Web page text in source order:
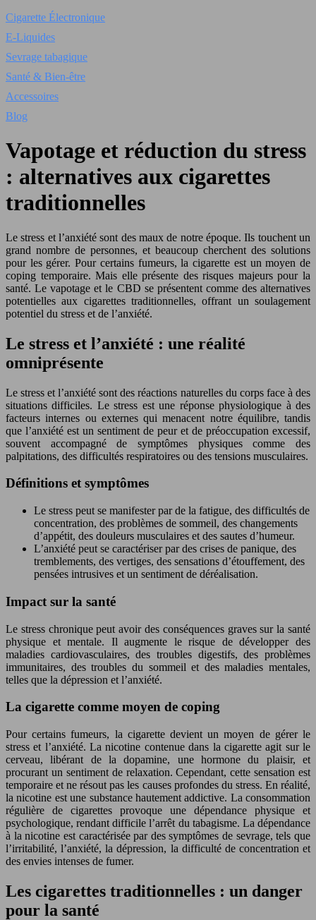
Cigarette Électronique
E-Liquides
Sevrage tabagique
Santé & Bien-être
Accessoires
Blog
Vapotage et réduction du stress
: alternatives aux cigarettes
traditionnelles
Le stress et l’anxiété sont des maux de notre époque. Ils touchent un
grand nombre de personnes, et beaucoup cherchent des solutions
pour les gérer. Pour certains fumeurs, la cigarette est un moyen de
coping temporaire. Mais elle présente des risques majeurs pour la
santé. Le vapotage et le CBD se présentent comme des alternatives
potentielles aux cigarettes traditionnelles, offrant un soulagement
potentiel du stress et de l’anxiété.
Le stress et l’anxiété : une réalité
omniprésente
Le stress et l’anxiété sont des réactions naturelles du corps face à des
situations difficiles. Le stress est une réponse physiologique à des
facteurs internes ou externes qui menacent notre équilibre, tandis
que l’anxiété est un sentiment de peur et de préoccupation excessif,
souvent accompagné de symptômes physiques comme des
palpitations, des difficultés respiratoires ou des tensions musculaires.
Définitions et symptômes
Le stress peut se manifester par de la fatigue, des difficultés de
concentration, des problèmes de sommeil, des changements
d’appétit, des douleurs musculaires et des sautes d’humeur.
L’anxiété peut se caractériser par des crises de panique, des
tremblements, des vertiges, des sensations d’étouffement, des
pensées intrusives et un sentiment de déréalisation.
Impact sur la santé
Le stress chronique peut avoir des conséquences graves sur la santé
physique et mentale. Il augmente le risque de développer des
maladies cardiovasculaires, des troubles digestifs, des problèmes
immunitaires, des troubles du sommeil et des maladies mentales,
telles que la dépression et l’anxiété.
La cigarette comme moyen de coping
Pour certains fumeurs, la cigarette devient un moyen de gérer le
stress et l’anxiété. La nicotine contenue dans la cigarette agit sur le
cerveau, libérant de la dopamine, une hormone du plaisir, et
procurant un sentiment de relaxation. Cependant, cette sensation est
temporaire et ne résout pas les causes profondes du stress. En réalité,
la nicotine est une substance hautement addictive. La consommation
régulière de cigarettes provoque une dépendance physique et
psychologique, rendant difficile l’arrêt du tabagisme. La dépendance
à la nicotine est caractérisée par des symptômes de sevrage, tels que
l’irritabilité, l’anxiété, la dépression, la difficulté de concentration et
des envies intenses de fumer.
Les cigarettes traditionnelles : un danger
pour la santé